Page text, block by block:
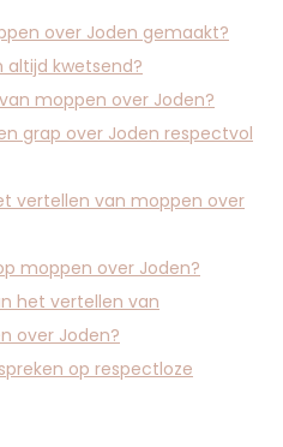
over Joden gemaakt?
altijd kwetsend?
moppen over Joden?
grap over Joden respectvol
vertellen van moppen over
moppen over Joden?
het vertellen van
over Joden?
op respectloze